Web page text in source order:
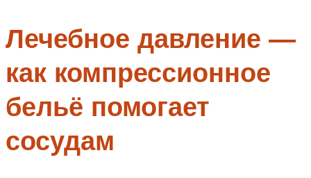
Лечебное давление —
как компрессионное
бельё помогает
сосудам